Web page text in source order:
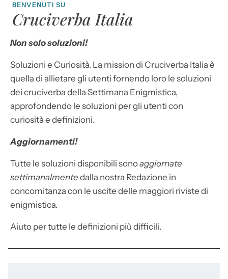
BENVENUTI SU
Cruciverba Italia
Non solo soluzioni!
Soluzioni e Curiosità. La mission di Cruciverba Italia è
quella di allietare gli utenti fornendo loro le soluzioni
dei cruciverba della Settimana Enigmistica,
approfondendo le soluzioni per gli utenti con
curiosità e definizioni.
Aggiornamenti!
Tutte le soluzioni disponibili sonoaggiornate
settimanalmente dalla nostra Redazione in
concomitanza con le uscite delle maggiori riviste di
enigmistica.
Aiuto per tutte le definizioni più difficili.